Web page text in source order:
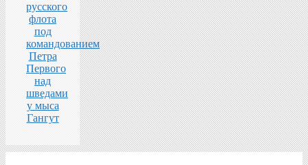
русского
флота
под
командованием
Петра
Первого
над
шведами
у мыса
Гангут